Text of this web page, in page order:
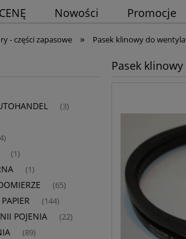
Nowości Promocje
- części zapasowe » Pasek klinowy do
(3)
(1)
(1)
(65)
(144)
POJENIA (22)
(89)
Pasek